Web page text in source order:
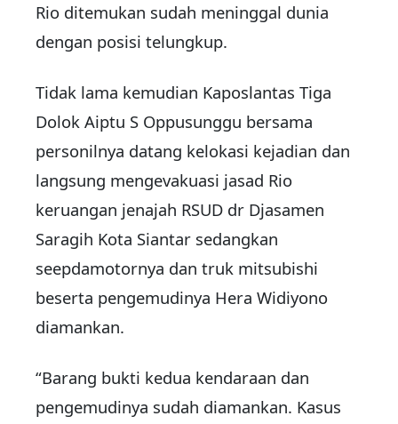
Rio ditemukan sudah meninggal dunia
dengan posisi telungkup.
Tidak lama kemudian Kaposlantas Tiga
Dolok Aiptu S Oppusunggu bersama
personilnya datang kelokasi kejadian dan
langsung mengevakuasi jasad Rio
keruangan jenajah RSUD dr Djasamen
Saragih Kota Siantar sedangkan
seepdamotornya dan truk mitsubishi
beserta pengemudinya Hera Widiyono
diamankan.
“Barang bukti kedua kendaraan dan
pengemudinya sudah diamankan. Kasus